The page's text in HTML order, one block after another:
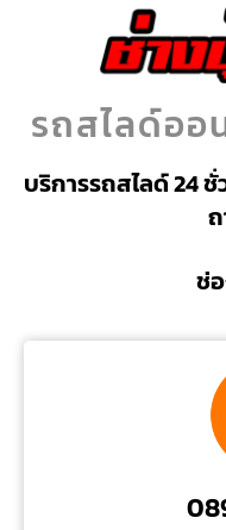
รถสไลด์ออ
บริการรถสไลด์ 24
ช่